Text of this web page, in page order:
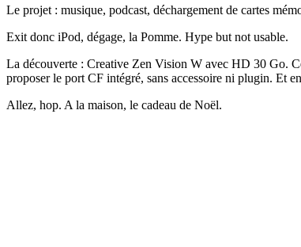
Le projet : musique, podcast, déchargement de cartes
Exit donc iPod, dégage, la Pomme. Hype but not usable.
La découverte : Creative Zen Vision W avec HD 30 Go.
proposer le port CF intégré, sans accessoire ni plugin. Et
Allez, hop. A la maison, le cadeau de Noël.